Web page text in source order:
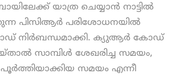
യാത്ര ചെയ്യാന്‍ നാട്ടില്‍
പിസിആര്‍ പരിശോധനയില്‍
നിര്‍ബന്ധമാക്കി. ക്യുആര്‍ കോഡ്
സാമ്പിള്‍ ശേഖരിച്ച സമയം,
സമയം എന്നീ